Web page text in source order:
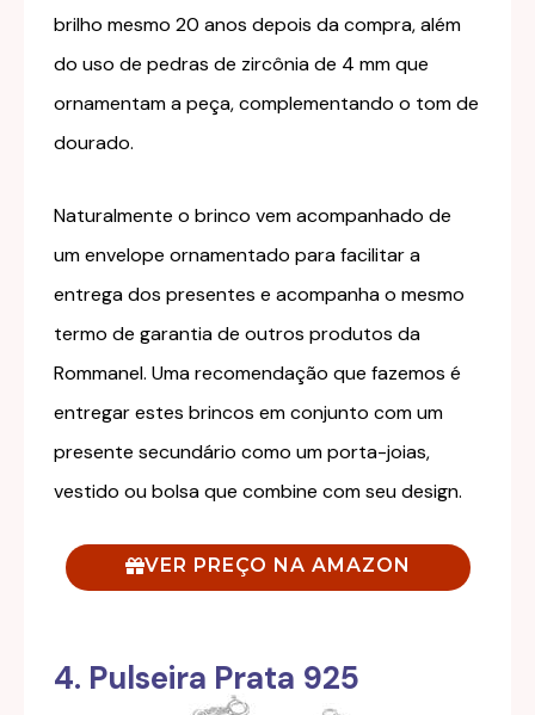
brilho mesmo 20 anos depois da compra, além
do uso de pedras de zircônia de 4 mm que
ornamentam a peça, complementando o tom de
dourado.
Naturalmente o brinco vem acompanhado de
um envelope ornamentado para facilitar a
entrega dos presentes e acompanha o mesmo
termo de garantia de outros produtos da
Rommanel. Uma recomendação que fazemos é
entregar estes brincos em conjunto com um
presente secundário como um porta-joias,
vestido ou bolsa que combine com seu design.
VER PREÇO NA AMAZON
4. Pulseira Prata 925